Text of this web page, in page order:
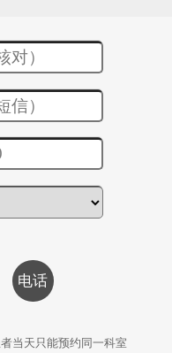
当天只能预约同一科室